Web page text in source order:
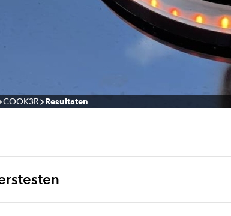
COOK3R Resultaten